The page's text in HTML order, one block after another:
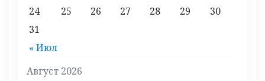
Август 2026
« Июл
24
25 26 27 28 29
30
31